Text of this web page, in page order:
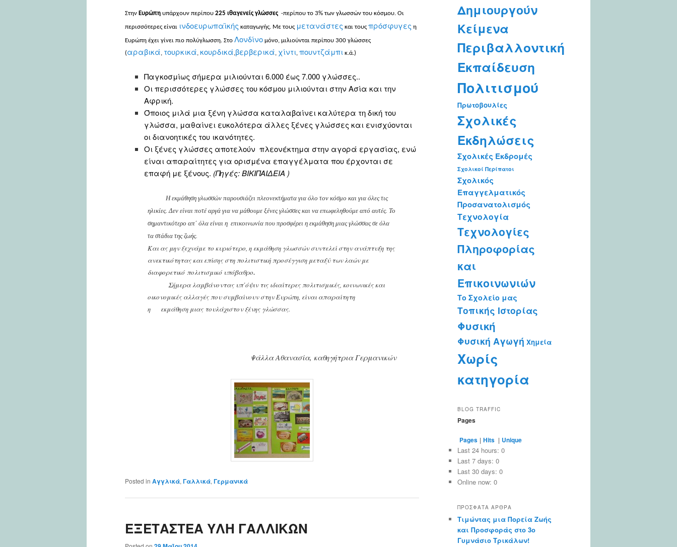
Στην Ευρώπη υπάρχουν περίπου 225 ιθαγενείς γλώσσες -περίπου το 3% των γλωσσών του κόσμου. Οι
περισσότερες είναι ινδοευρωπαϊκής καταγωγής. Με τους μετανάστες και τους πρόσφυγες η
Ευρώπη έχει γίνει πιο πολύγλωσση. Στο Λονδίνο μόνο, μιλιούνται περίπου 300 γλώσσες
(αραβικά, τουρκικά, κουρδικά,βερβερικά, χίντι, πουντζάμπι κ.ά.)
Παγκοσμίως σήμερα μιλιούνται 6.000 έως 7.000 γλώσσες..
Οι περισσότερες γλώσσες του κόσμου μιλιούνται στην Ασία και την
Αφρική.
Όποιος μιλά μια ξένη γλώσσα καταλαβαίνει καλύτερα τη δική του
γλώσσα, μαθαίνει ευκολότερα άλλες ξένες γλώσσες και ενισχύονται
οι διανοητικές του ικανότητες.
Οι ξένες γλώσσες αποτελούν πλεονέκτημα στην αγορά εργασίας, ενώ
είναι απαραίτητες για ορισμένα επαγγέλματα που έρχονται σε
επαφή με ξένους. (Πηγές: ΒΙΚΙΠΑΙΔΕΙΑ )
Η εκμάθηση γλωσσών παρουσιάζει πλεονεκτήματα για όλο τον κόσμο και για όλες τις
ηλικίες. Δεν είναι ποτέ αργά για να μάθουμε ξένες γλώσσες και να επωφεληθούμε από αυτές. Το
σημαντικότερο απ΄ όλα είναι η επικοινωνία που προσφέρει η εκμάθηση μιας γλώσσας σε όλα
τα στάδια της ζωής.
Και ας μην ξεχνάμε το κυριότερο, η εκμάθηση γλωσσών συντελεί στην ανάπτυξη της
ανεκτικότητας και επίσης στη πολιτιστική προσέγγιση μεταξύ των λαών με
διαφορετικό πολιτισμικό υπόβαθρο.
Σήμερα λαμβάνοντας υπ΄όψιν τις ιδιαίτερες πολιτισμικές, κοινωνικές και
οικονομικές αλλαγές που συμβαίνουν στην Ευρώπη, είναι απαραίτητη
η εκμάθηση μιας τουλάχιστον ξένης γλώσσας.
Ψάλλα Αθανασία, καθηγήτρια Γερμανικών
Posted in Αγγλικά, Γαλλικά, Γερμανικά
ΕΞΕΤΑΣΤΕΑ ΥΛΗ ΓΑΛΛΙΚΩΝ
Δημιουργούν
Κείμενα
Περιβαλλοντική
Εκπαίδευση
Πολιτισμού
Πρωτοβουλίες
Σχολικές
Εκδηλώσεις
Σχολικές Εκδρομές
Σχολικοί Περίπατοι
Σχολικός
Επαγγελματικός
Προσανατολισμός
Τεχνολογία
Τεχνολογίες
Πληροφορίας
και
Επικοινωνιών
Το Σχολείο μας
Τοπικής Ιστορίας
Φυσική
Φυσική Αγωγή Χημεία
Χωρίς
κατηγορία
BLOG TRAFFIC
Pages
Pages | Hits | Unique
Last 24 hours: 0
Last 7 days: 0
Last 30 days: 0
Online now: 0
ΠΡΌΣΦΑΤΑ ΆΡΘΡΑ
Τιμώντας μια Πορεία Ζωής
και Προσφοράς στο 3ο
Γυμνάσιο Τρικάλων!